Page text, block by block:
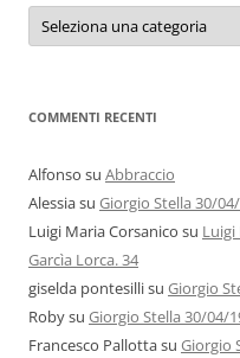
Categorie
autori
COMMENTI RECENTI
Alfonso su Abbraccio
Alessiasu Giorgio Stella 30/
Luigi Maria Corsanico su Luigi
Garcìa Lorca. 34
giselda pontesillisu Giorgio
Robysu Giorgio Stella 30/04/
Francesco Pallottasu Giorgio